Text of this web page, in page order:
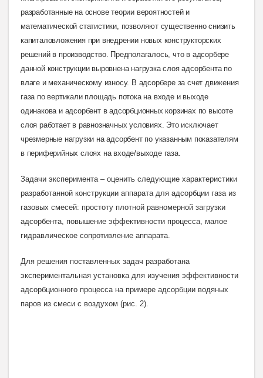
разработанные на основе теории вероятностей и
математической статистики, позволяют существенно снизить
капиталовложения при внедрении новых конструкторских
решений в производство. Предполагалось, что в адсорбере
данной конструкции выровнена нагрузка слоя адсорбента по
влаге и механическому износу. В адсорбере за счет движения
газа по вертикали площадь потока на входе и выходе
одинакова и адсорбент в адсорбционных корзинах по высоте
слоя работает в равнозначных условиях. Это исключает
чрезмерные нагрузки на адсорбент по указанным показателям
в периферийных слоях на входе/выходе газа.
Задачи эксперимента – оценить следующие характеристики
разработанной конструкции аппарата для адсорбции газа из
газовых смесей: простоту плотной равномерной загрузки
адсорбента, повышение эффективности процесса, малое
гидравлическое сопротивление аппарата.
Для решения поставленных задач разработана
экспериментальная установка для изучения эффективности
адсорбционного процесса на примере адсорбции водяных
паров из смеси с воздухом (рис. 2).